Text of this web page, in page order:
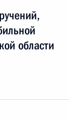
области